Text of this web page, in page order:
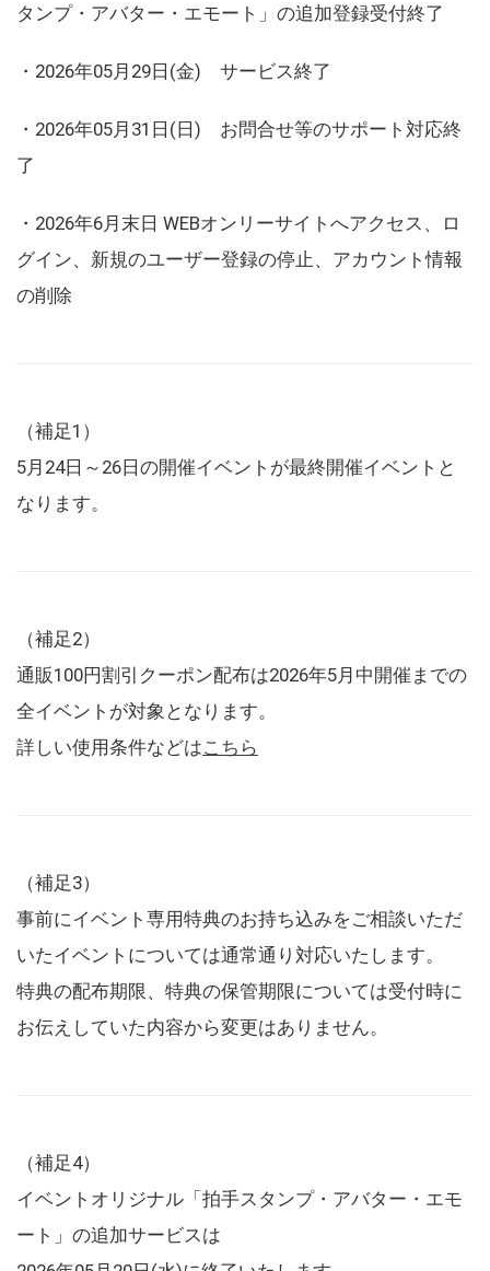
タンプ・アバター・エモート」の追加登録受付終了
・2026年05月29日(金) サービス終了
・2026年05月31日(日) お問合せ等のサポート対応終
了
・2026年6月末日 WEBオンリーサイトへアクセス、ロ
グイン、新規のユーザー登録の停止、アカウント情報
の削除
（補足1）
5月24日～26日の開催イベントが最終開催イベントと
なります。
（補足2）
通販100円割引クーポン配布は2026年5月中開催までの
全イベントが対象となります。
詳しい使用条件などはこちら
（補足3）
事前にイベント専用特典のお持ち込みをご相談いただ
いたイベントについては通常通り対応いたします。
特典の配布期限、特典の保管期限については受付時に
お伝えしていた内容から変更はありません。
（補足4）
イベントオリジナル「拍手スタンプ・アバター・エモ
ート」の追加サービスは